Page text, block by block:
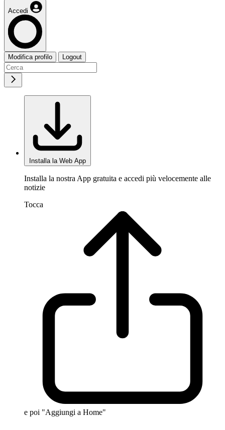
Accedi
Modifica profilo Logout
Installa la Web App
Installa la nostra App gratuita e accedi più velocemente alle
notizie
Tocca
e poi "Aggiungi a Home"